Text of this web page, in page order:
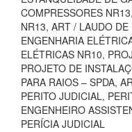
COMPRESSORES
NR13, ART / LAUDO
ENGENHARIA
ELÉTRICAS NR10,
PROJETO DE
PARA RAIOS – SPDA,
PERITO JUDICIAL,
ENGENHEIRO
PERÍCIA JUDICIAL